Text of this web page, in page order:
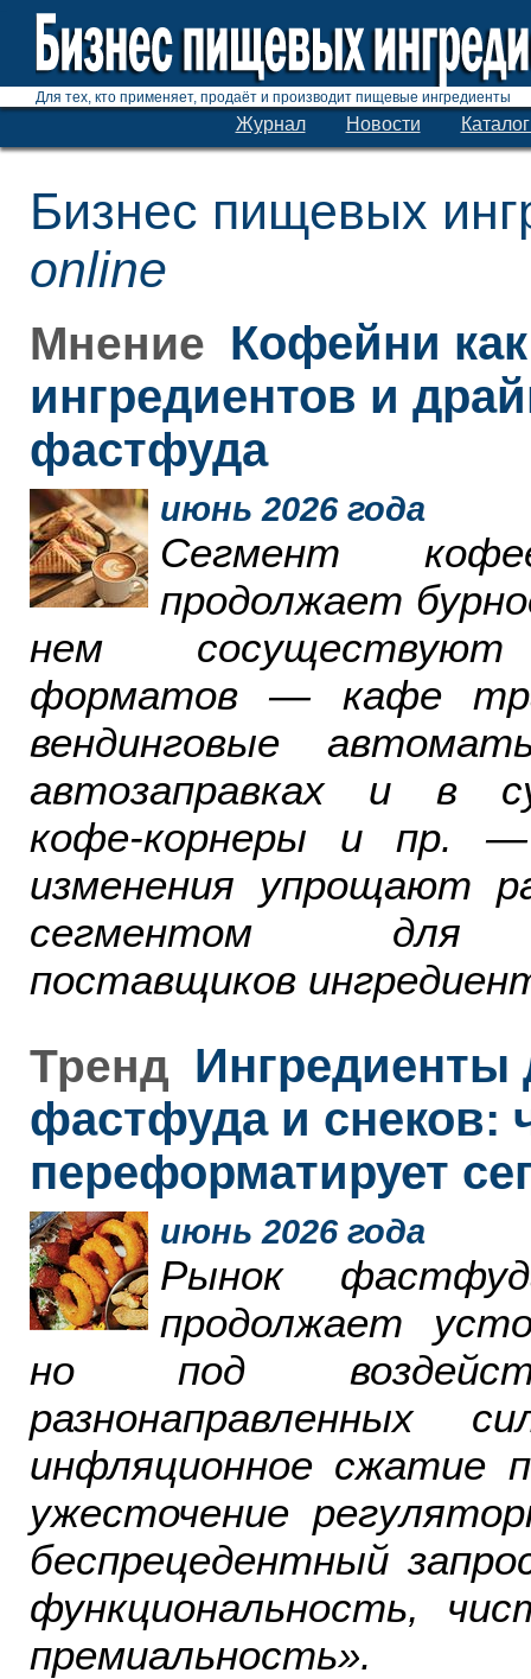
Для тех, кто применяет, продаёт и производит пищевые ингредиенты
Журнал Новости
Бизнес пищевых
online
Мнение Кофейни
ингредиентов и
фастфуда
июнь 2026 года
Сегмент
продолжает
нем
форматов — кафе
вендинговые
автозаправках и в
кофе-корнеры и пр.
изменения упрощают
сегментом для
поставщиков
Тренд Ингредиенты
фастфуда и снеков:
переформатирует
июнь 2026 года
Рынок
продолжает
но под
инфляционное сжатие
ужесточение
беспрецедентный
функциональность,
премиальность».